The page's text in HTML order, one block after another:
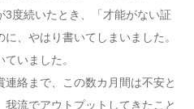
3度続いたとき、「才能がない証
、やはり書いてしまいました。
いました。
絡まで、この数カ月間は不安と
流でアウトプットしてきたこと